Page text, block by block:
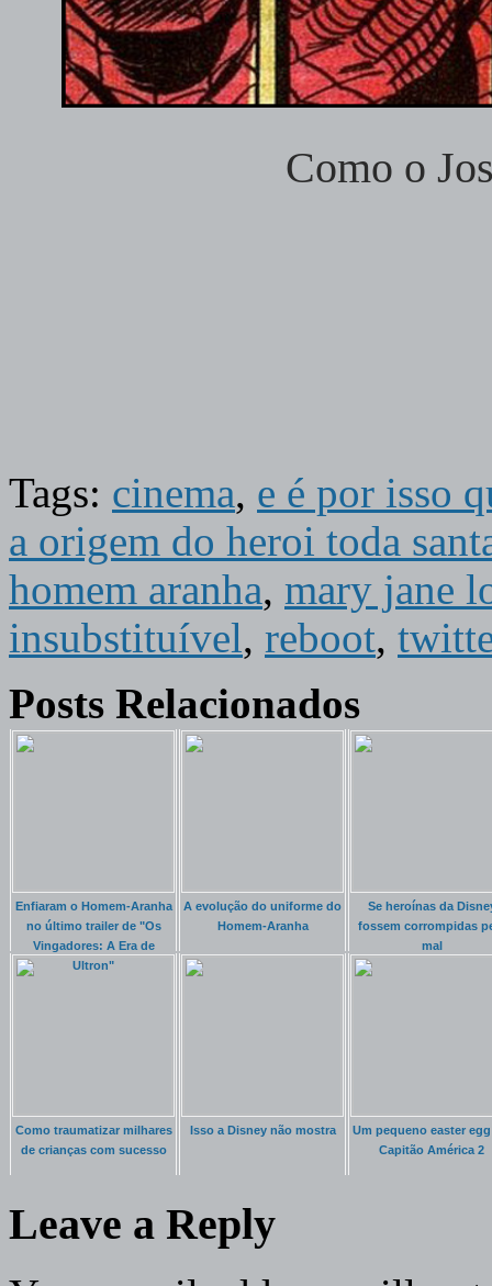
Como o
Tags: cinema, e é por isso
a origem do heroi toda
homem aranha, mary jane
insubstituível, reboot,
Posts Relacionados
Enfiaram o Homem-Aranha
no último trailer de "Os
Vingadores: A Era de
Ultron"
A evolução do uniforme do
Homem-Aranha
Se heroínas da
fossem corrompidas
mal
Como traumatizar milhares
de crianças com sucesso
Isso a Disney não mostra
Um pequeno easter egg
Capitão América 2
Leave a Reply